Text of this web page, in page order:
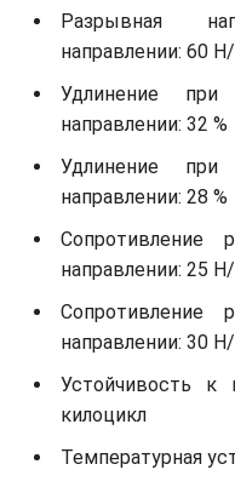
Разрывная
направлении: 60
Удлинение
направлении: 32 %
Удлинение
направлении: 28 %
Сопротивление
направлении: 25
Сопротивление
направлении: 30
Устойчивость к
килоцикл
Температурная